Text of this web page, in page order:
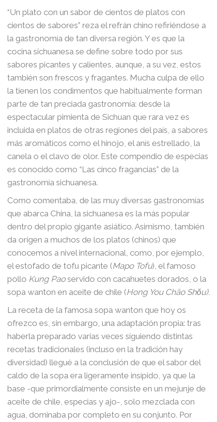
“Un plato con un sabor de cientos de platos con
cientos de sabores” reza el refrán chino refiriéndose a
la gastronomía de tan diversa región. Y es que la
cocina sichuanesa se define sobre todo por sus
sabores picantes y calientes, aunque, a su vez, estos
también son frescos y fragantes. Mucha culpa de ello
la tienen los condimentos que habitualmente forman
parte de tan preciada gastronomía: desde la
espectacular pimienta de Sichuan que rara vez es
incluida en platos de otras regiones del país, a sabores
más aromáticos como el hinojo, el anís estrellado, la
canela o el clavo de olor. Este compendio de especias
es conocido como “Las cinco fragancias” de la
gastronomía sichuanesa.
Como comentaba, de las muy diversas gastronomías
que abarca China, la sichuanesa es la más popular
dentro del propio gigante asiático. Asimismo, también
da origen a muchos de los platos (chinos) que
conocemos a nivel internacional, como, por ejemplo,
el estofado de tofu picante (Mapo Tofu), el famoso
pollo Kung Paoservido con cacahuetes dorados, o la
sopa wanton en aceite de chile (Hong You Chāo Shǒu).
La receta de la famosa sopa wanton que hoy os
ofrezco es, sin embargo, una adaptación propia: tras
haberla preparado varias veces siguiendo distintas
recetas tradicionales (incluso en la tradición hay
diversidad) llegué a la conclusión de que el sabor del
caldo de la sopa era ligeramente insípido, ya que la
base -que primordialmente consiste en un mejunje de
aceite de chile, especias y ajo-, solo mezclada con
agua, dominaba por completo en su conjunto. Por